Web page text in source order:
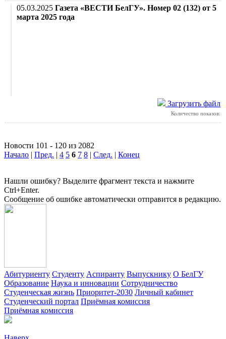
05.03.2025 Газета «ВЕСТИ БелГУ». Номер 02 (132) от 5
марта 2025 года
Загрузить файл
Количество показов:
Новости 101 - 120 из 2082
Начало | Пред. | 4 5 6 7 8 | След. | Конец
Нашли ошибку? Выделите фрагмент текста и нажмите
Ctrl+Enter.
Сообщение об ошибке автоматически отправится в редакцию.
Абитуриенту Студенту Аспиранту Выпускнику О БелГУ
Образование Наука и инновации Сотрудничество
Студенческая жизнь Приоритет-2030 Личный кабинет
Студенческий портал Приёмная комиссия
Приёмная комиссия